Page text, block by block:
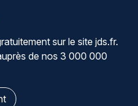
sur le site jds.fr.
de nos 3 000 000